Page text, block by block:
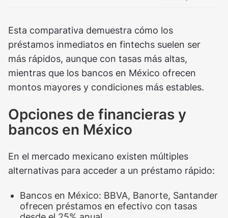
Esta comparativa demuestra cómo los
préstamos inmediatos en fintechs suelen ser
más rápidos, aunque con tasas más altas,
mientras que los bancos en México ofrecen
montos mayores y condiciones más estables.
Opciones de financieras y
bancos en México
En el mercado mexicano existen múltiples
alternativas para acceder a un préstamo rápido:
Bancos en México: BBVA, Banorte, Santander
ofrecen préstamos en efectivo con tasas